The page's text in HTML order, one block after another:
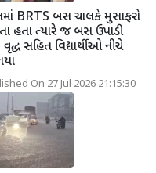
BRTS બસ ચાલકે મુસાફરો
હતા ત્યારે જ બસ ઉપાડી
વૃદ્ધ સહિત વિદ્યાર્થીઓ નીચે
On 27 Jul 2026 21:15:30